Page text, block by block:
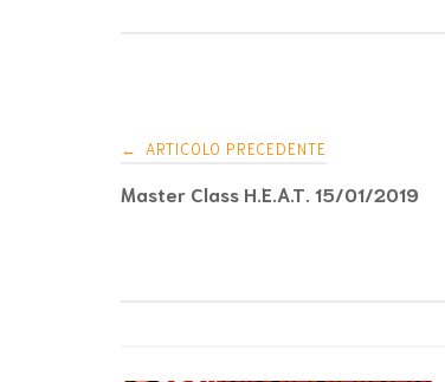
Navigazione
articoli
← ARTICOLO PRECEDENTE
Master Class H.E.A.T. 15/01/2019